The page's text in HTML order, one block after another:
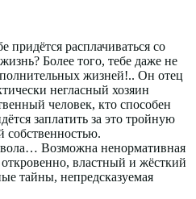
расплачиваться со
Более того, тебе даже не
жизней!.. Он отец
негласный хозяин
человек, кто способен
заплатить за это тройную
собственностью.
Возможна ненормативная
откровенно, властный и жёсткий
тайны, непредсказуемая